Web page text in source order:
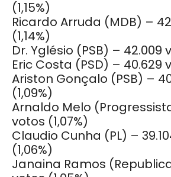
(1,15%)
Ricardo Arruda (MDB) –
(1,14%)
Dr. Yglésio (PSB) – 42.009
Eric Costa (PSD) – 40.629
Ariston Gonçalo (PSB) –
(1,09%)
Arnaldo Melo
votos (1,07%)
Claudio Cunha (PL) –
(1,06%)
Janaina Ramos